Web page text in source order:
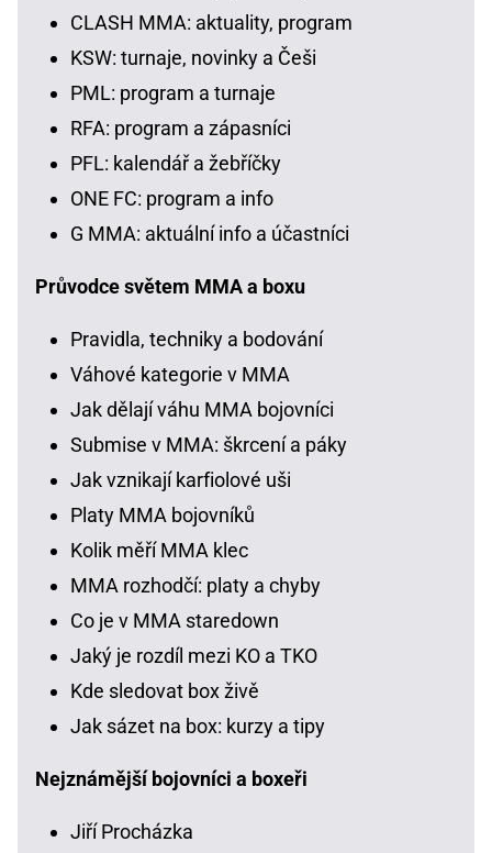
CLASH MMA: aktuality, program
KSW: turnaje, novinky a Češi
PML: program a turnaje
RFA: program a zápasníci
PFL: kalendář a žebříčky
ONE FC: program a info
G MMA: aktuální info a účastníci
Průvodce světem MMA a boxu
Pravidla, techniky a bodování
Váhové kategorie v MMA
Jak dělají váhu MMA bojovníci
Submise v MMA: škrcení a páky
Jak vznikají karfiolové uši
Platy MMA bojovníků
Kolik měří MMA klec
MMA rozhodčí: platy a chyby
Co je v MMA staredown
Jaký je rozdíl mezi KO a TKO
Kde sledovat box živě
Jak sázet na box: kurzy a tipy
Nejznámější bojovníci a boxeři
Jiří Procházka